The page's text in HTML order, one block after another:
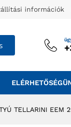
információk
TELLARINI EEM